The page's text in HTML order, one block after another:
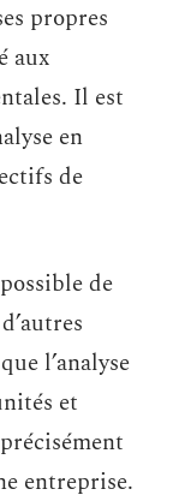
propres
aux
Il est
en
de
de
l’analyse
et
entreprise.